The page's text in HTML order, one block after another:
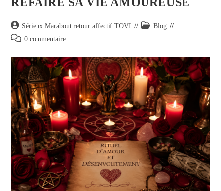
Sérieux Marabout retour affectif TOVI
Blog
0 commentaire